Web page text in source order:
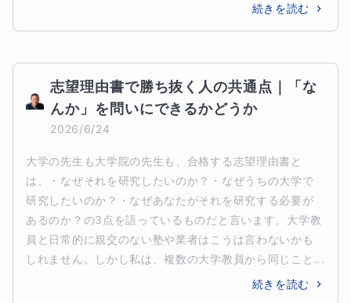
続きを読む
志望理由書で勝ち抜く人の共通点｜「な
んか」を問いにできるかどうか
2026/6/24
大学の先生も大学院の先生も、合格する志望理由書と
は、・なぜそれを研究したいのか？・なぜうちの大学で
研究したいのか？・なぜあなたがそれを研究する必要が
あるのか？の3点を語っているものだと言います。大学教
員と日常的に親交のない塾や業者はこうは言わないかも
しれません。しかし私は、複数の大学教員から同じこと...
続きを読む